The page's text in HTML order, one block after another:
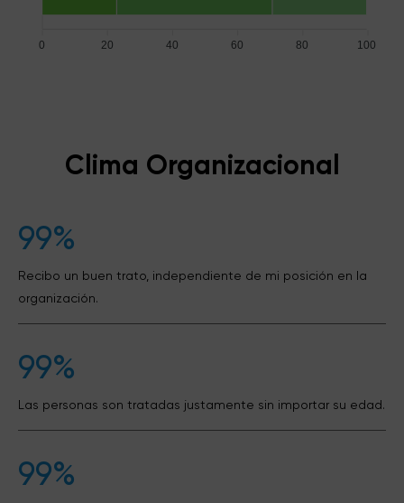
100
80
60
40
20
0
Clima Organizacional
99%
Recibo un buen trato, independiente de mi posición en la
organización.
99%
Las personas son tratadas justamente sin importar su edad.
99%